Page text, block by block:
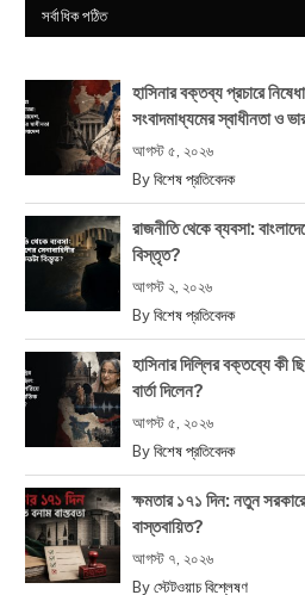
সর্বাধিক পঠিত
হাসিনার বক্তব্য প্রচারে
সংবাদমাধ্যমের স্বাধীনতা ও
আগস্ট ৫, ২০২৬
By বিশেষ প্রতিবেদক
রাজনীতি থেকে ব্যবসা:
বিস্তৃত?
আগস্ট ২, ২০২৬
By বিশেষ প্রতিবেদক
হাসিনার দিল্লির বক্তব্যে কী
বার্তা দিলেন?
আগস্ট ৫, ২০২৬
By বিশেষ প্রতিবেদক
ক্ষমতার ১৭১ দিন: নতুন
বাস্তবায়িত?
আগস্ট ৭, ২০২৬
By স্টেটওয়াচ বিশ্লেষণ